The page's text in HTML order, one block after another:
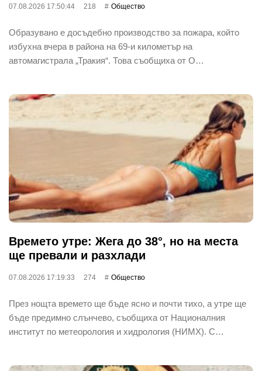
07.08.2026 17:50:44 218 Общество
Образувано е досъдебно производство за пожара, който
избухна вчера в района на 69-и километър на
автомагистрала „Тракия“. Това съобщиха от О…
Времето утре: Жега до 38°, но на места
ще превали и разхлади
07.08.2026 17:19:33 274 Общество
През нощта времето ще бъде ясно и почти тихо, а утре ще
бъде предимно слънчево, съобщиха от Националния
институт по метеорология и хидрология (НИМХ). С…